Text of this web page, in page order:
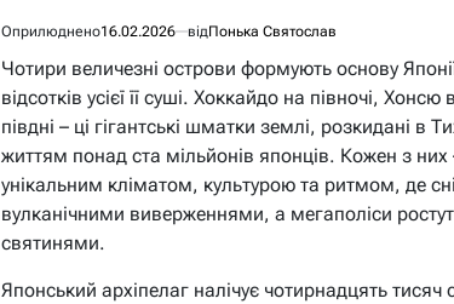
Оприлюднено16.02.2026 відПонька Святослав
Чотири величезні острови формують основу
відсотків усієї її суші. Хоккайдо на півночі,
півдні – ці гігантські шматки землі, розкидані в
життям понад ста мільйонів японців. Кожен з
унікальним кліматом, культурою та ритмом, де
вулканічними виверженнями, а мегаполіси
святинями.
Японський архіпелаг налічує чотирнадцять тисяч